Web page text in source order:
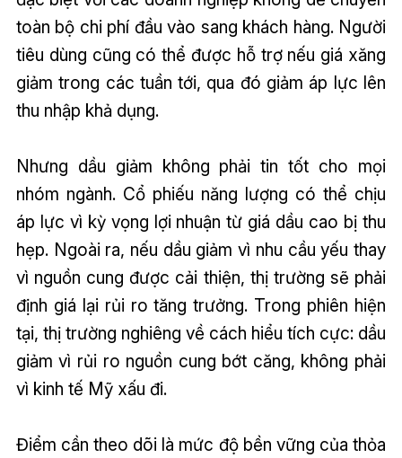
toàn bộ chi phí đầu vào sang khách hàng. Người
tiêu dùng cũng có thể được hỗ trợ nếu giá xăng
giảm trong các tuần tới, qua đó giảm áp lực lên
thu nhập khả dụng.
Nhưng dầu giảm không phải tin tốt cho mọi
nhóm ngành. Cổ phiếu năng lượng có thể chịu
áp lực vì kỳ vọng lợi nhuận từ giá dầu cao bị thu
hẹp. Ngoài ra, nếu dầu giảm vì nhu cầu yếu thay
vì nguồn cung được cải thiện, thị trường sẽ phải
định giá lại rủi ro tăng trưởng. Trong phiên hiện
tại, thị trường nghiêng về cách hiểu tích cực: dầu
giảm vì rủi ro nguồn cung bớt căng, không phải
vì kinh tế Mỹ xấu đi.
Điểm cần theo dõi là mức độ bền vững của thỏa